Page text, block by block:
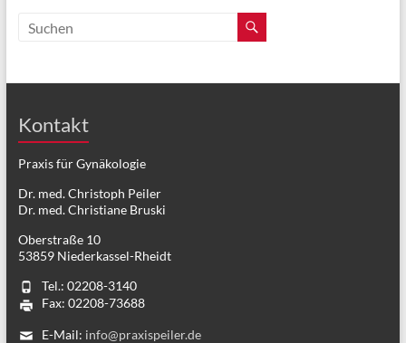
Kontakt
Praxis für Gynäkologie
Dr. med. Christoph Peiler
Dr. med. Christiane Bruski
Oberstraße 10
53859 Niederkassel-Rheidt
Tel.: 02208-3140
Fax: 02208-73688
E-Mail: info@praxispeiler.de